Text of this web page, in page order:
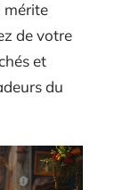
mérite
de votre
et
du